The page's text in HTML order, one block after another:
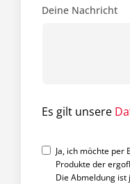
Deine Nachricht
Es gilt unsere
Ja, ich möchte per
Produkte der
Die Abmeldung